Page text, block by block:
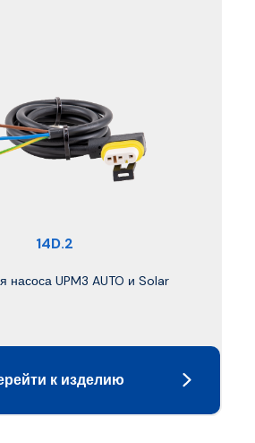
14D.2
насоса UPM3 AUTO и Solar
к изделию